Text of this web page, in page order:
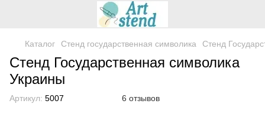
Каталог Стенд государственная символика Стенд
Стенд Государственная символика
Украины
Артикул: 5007 6 отзывов